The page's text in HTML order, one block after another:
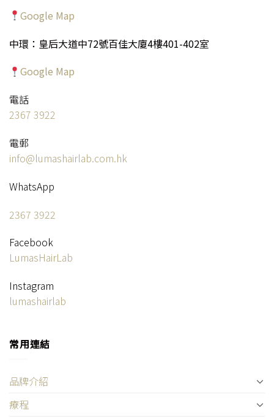
Google Map
中環：皇后大道中72號百佳大廈4樓401-402室
Google Map
電話
2367 3922
電郵
info@lumashairlab.com.hk
WhatsApp
2367 3922
Facebook
LumasHairLab
Instagram
lumashairlab
常用連結
品牌介紹
療程